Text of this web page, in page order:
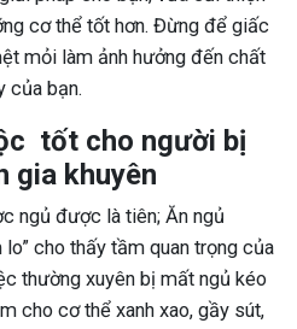
cơ thể tốt hơn. Đừng để giấc
mỏi làm ảnh hưởng đến chất
của bạn.
tốt cho người bị
gia khuyên
ngủ được là tiên; Ăn ngủ
cho thấy tầm quan trọng của
thường xuyên bị mất ngủ kéo
cho cơ thể xanh xao, gầy sút,